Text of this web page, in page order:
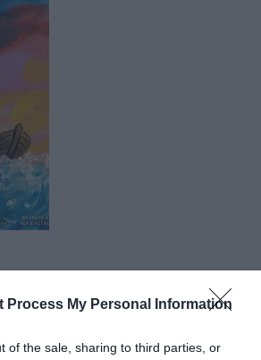
Process My Personal Information
of the sale, sharing to third parties, or
άρθρα